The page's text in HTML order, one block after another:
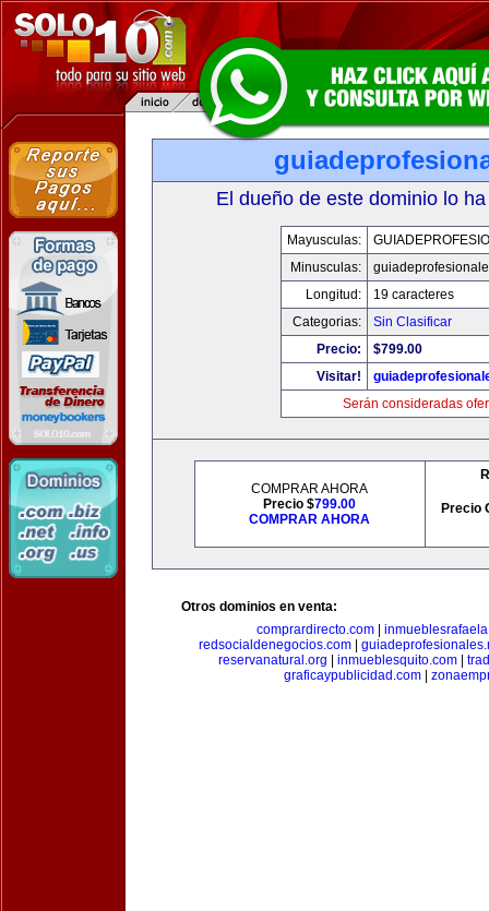
El dueño de este dominio lo
Mayusculas:
Minusculas:
Longitud:
19 caracteres
Categorias:
Sin Clasificar
Precio:
$799.00
Visitar!
Serán consideradas
COMPRAR AHORA
Precio $799.00
COMPRAR AHORA
Precio
Otros dominios en venta:
comprardirecto.com
redsocialdenegocios.com|
reservanatural.org
inmueblesquito.com
graficaypublicidad.com|